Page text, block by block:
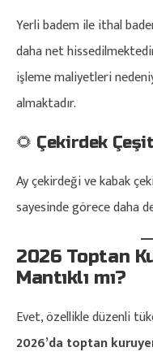
Yerli badem ile ithal
daha net
işleme maliyetleri
almaktadır.
🌻 Çekirdek
Ay çekirdeği ve kabak
sayesinde görece daha
2026 Toptan
Mantıklı mı?
Evet, özellikle düzenli
2026’da toptan